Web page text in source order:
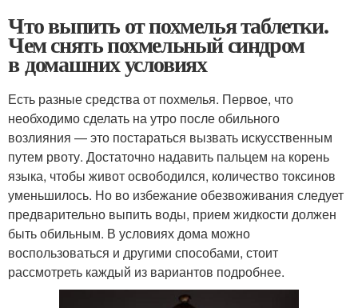
Что выпить от похмелья таблетки.
Чем снять похмельный синдром
в домашних условиях
Есть разные средства от похмелья. Первое, что
необходимо сделать на утро после обильного
возлияния — это постараться вызвать искусственным
путем рвоту. Достаточно надавить пальцем на корень
языка, чтобы живот освободился, количество токсинов
уменьшилось. Но во избежание обезвоживания следует
предварительно выпить воды, прием жидкости должен
быть обильным. В условиях дома можно
воспользоваться и другими способами, стоит
рассмотреть каждый из вариантов подробнее.